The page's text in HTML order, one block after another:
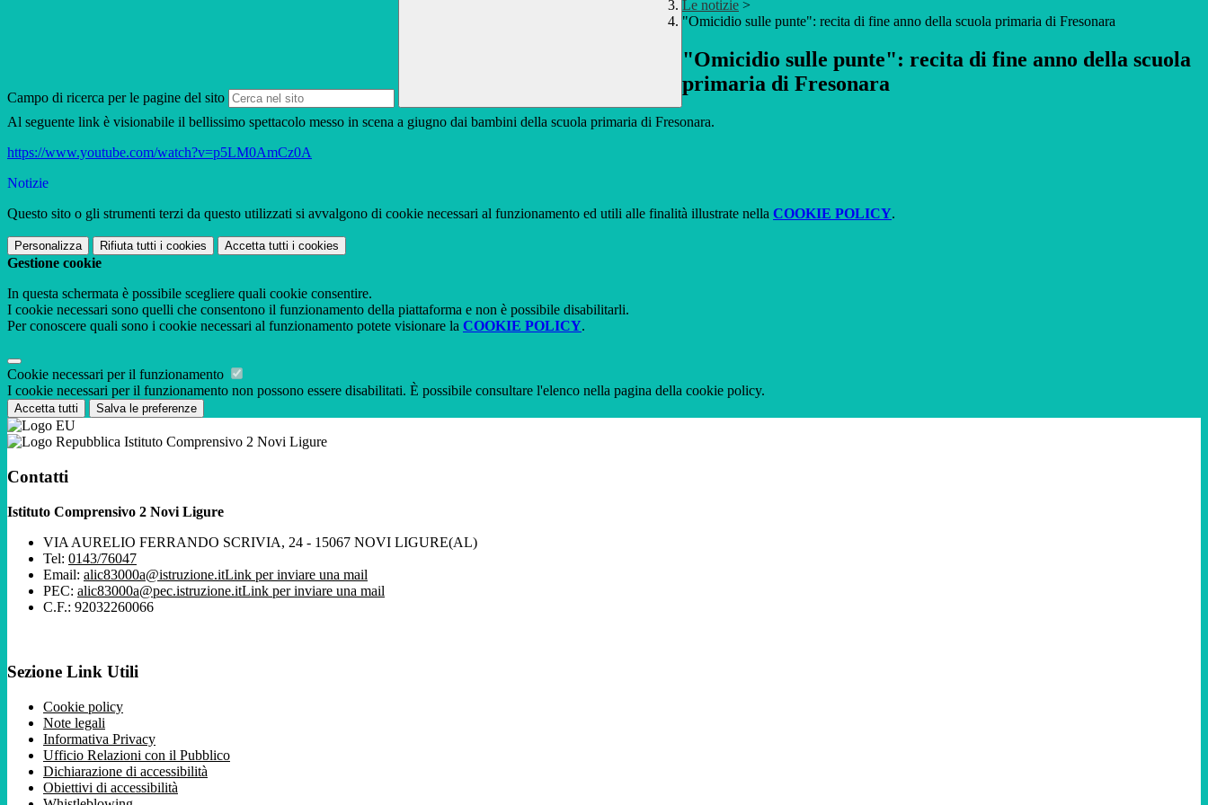
Campo di ricerca per le pagine del sito
Le notizie >
"Omicidio sulle punte": recita di fine anno della scuola primaria di Fresonara
"Omicidio sulle punte": recita di fine anno della scuola
primaria di Fresonara
Al seguente link è visionabile il bellissimo spettacolo messo in scena a giugno dai bambini della scuola primaria di Fresonara.
https://www.youtube.com/watch?v=p5LM0AmCz0A
Notizie
Questo sito o gli strumenti terzi da questo utilizzati si avvalgono di cookie necessari al funzionamento ed utili alle finalità illustrate nella COOKIE POLICY.
Personalizza Rifiuta tutti i cookies Accetta tutti i cookies
Gestione cookie
In questa schermata è possibile scegliere quali cookie consentire.
I cookie necessari sono quelli che consentono il funzionamento della piattaforma e non è possibile disabilitarli.
Per conoscere quali sono i cookie necessari al funzionamento potete visionare la COOKIE POLICY.
Cookie necessari per il funzionamento
I cookie necessari per il funzionamento non possono essere disabilitati. È possibile consultare l'elenco nella pagina della cookie policy.
Accetta tutti Salva le preferenze
Istituto Comprensivo 2 Novi Ligure
Contatti
Istituto Comprensivo 2 Novi Ligure
VIA AURELIO FERRANDO SCRIVIA, 24 - 15067 NOVI LIGURE(AL)
Tel: 0143/76047
Email: alic83000a@istruzione.itLink per inviare una mail
PEC: alic83000a@pec.istruzione.itLink per inviare una mail
C.F.: 92032260066
Sezione Link Utili
Cookie policy
Note legali
Informativa Privacy
Ufficio Relazioni con il Pubblico
Dichiarazione di accessibilità
Obiettivi di accessibilità